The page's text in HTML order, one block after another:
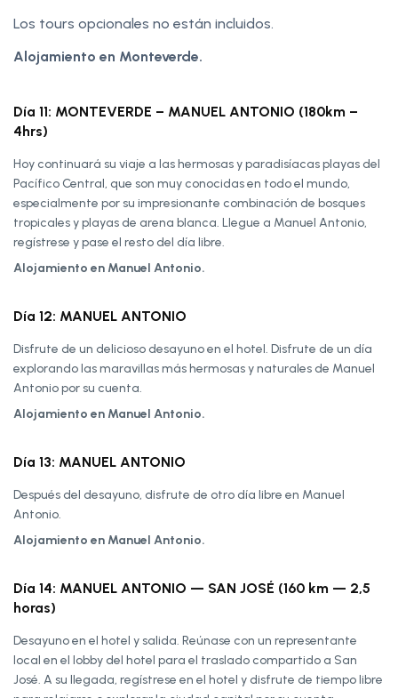
Los tours opcionales no están incluidos.
Alojamiento en Monteverde.
Día 11: MONTEVERDE – MANUEL ANTONIO (180km –
4hrs)
Hoy continuará su viaje a las hermosas y paradisíacas playas del
Pacífico Central, que son muy conocidas en todo el mundo,
especialmente por su impresionante combinación de bosques
tropicales y playas de arena blanca. Llegue a Manuel Antonio,
regístrese y pase el resto del día libre.
Alojamiento en Manuel Antonio.
Día 12: MANUEL ANTONIO
Disfrute de un delicioso desayuno en el hotel. Disfrute de un día
explorando las maravillas más hermosas y naturales de Manuel
Antonio por su cuenta.
Alojamiento en Manuel Antonio.
Día 13: MANUEL ANTONIO
Después del desayuno, disfrute de otro día libre en Manuel
Antonio.
Alojamiento en Manuel Antonio.
Día 14: MANUEL ANTONIO — SAN JOSÉ (160 km — 2,5
horas)
Desayuno en el hotel y salida. Reúnase con un representante
local en el lobby del hotel para el traslado compartido a San
José. A su llegada, regístrese en el hotel y disfrute de tiempo libre